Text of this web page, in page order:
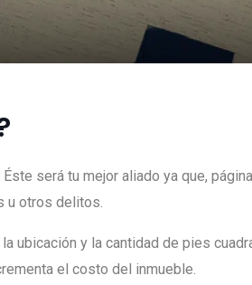
será tu mejor aliado ya que,
u otros delitos.
ubicación y la cantidad de pies
el costo del inmueble.